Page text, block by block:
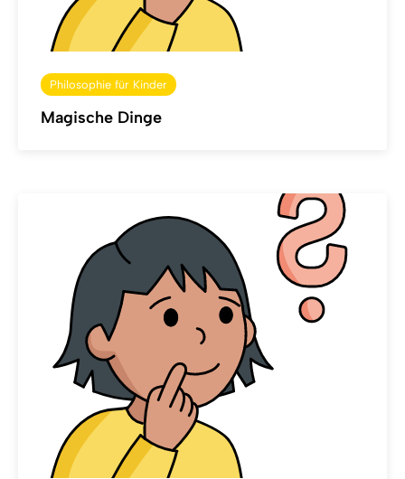
Philosophie für Kinder
Magische Dinge